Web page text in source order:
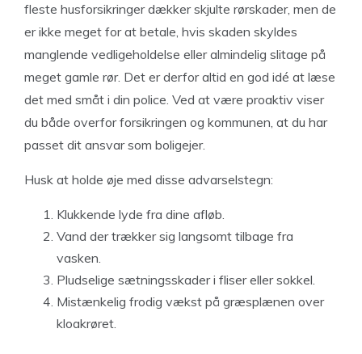
fleste husforsikringer dækker skjulte rørskader, men de
er ikke meget for at betale, hvis skaden skyldes
manglende vedligeholdelse eller almindelig slitage på
meget gamle rør. Det er derfor altid en god idé at læse
det med småt i din police. Ved at være proaktiv viser
du både overfor forsikringen og kommunen, at du har
passet dit ansvar som boligejer.
Husk at holde øje med disse advarselstegn:
Klukkende lyde fra dine afløb.
Vand der trækker sig langsomt tilbage fra
vasken.
Pludselige sætningsskader i fliser eller sokkel.
Mistænkelig frodig vækst på græsplænen over
kloakrøret.